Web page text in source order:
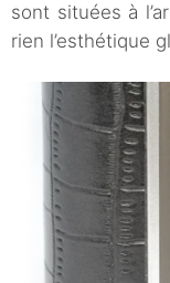
sont situées à
rien l’esthétique